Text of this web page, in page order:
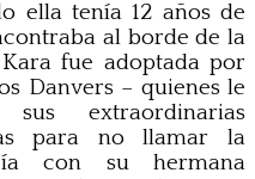
ella tenía 12 años de
al borde de la
fue adoptada por
Danvers – quienes le
extraordinarias
para no llamar la
con su hermana